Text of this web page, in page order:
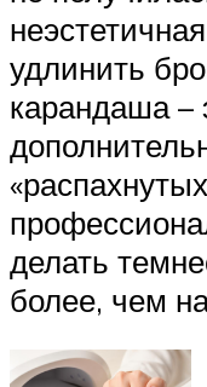
удлинить
карандаша –
делать
более, чем